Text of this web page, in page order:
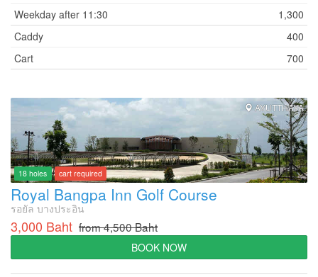
Weekday after 11:30
1,300
Caddy
400
Cart
700
AYUTTHAYA
18 holes cart required
Royal Bangpa Inn Golf Course
รอยัล บางประอิน
3,000 Baht from 4,500 Baht
BOOK NOW